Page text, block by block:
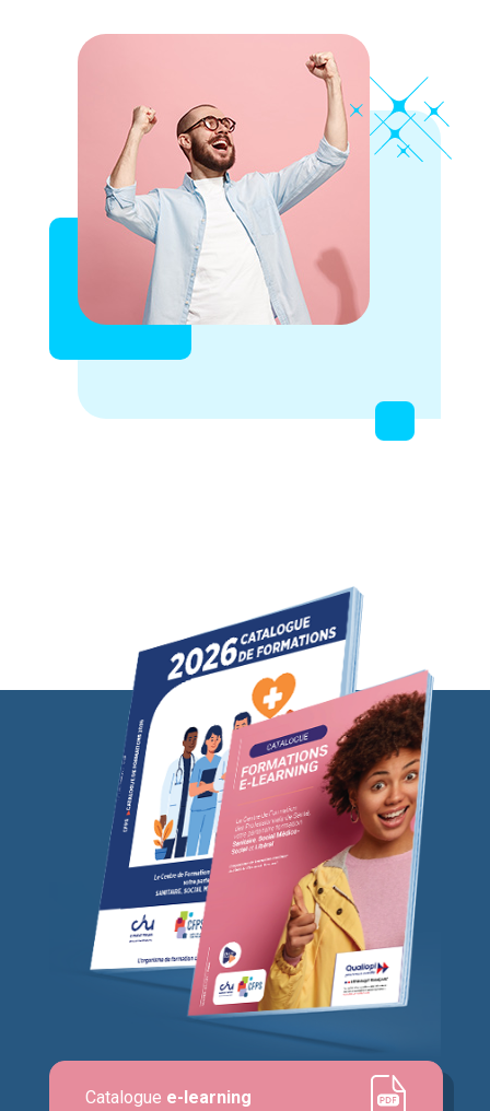
Catalogue e-learning